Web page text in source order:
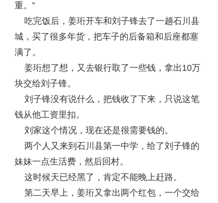
重。”
吃完饭后，姜珩开车和刘子锋去了一趟石川县
城，买了很多年货，把车子的后备箱和后座都塞
满了。
姜珩想了想，又去银行取了一些钱，拿出10万
块交给刘子锋。
刘子锋没有说什么，把钱收了下来，只说这笔
钱从他工资里扣。
刘家这个情况，现在还是很需要钱的。
两个人又来到石川县第一中学，给了刘子锋的
妹妹一点生活费，然后回村。
这时候天已经黑了，肯定不能晚上赶路。
第二天早上，姜珩又拿出两个红包，一个交给